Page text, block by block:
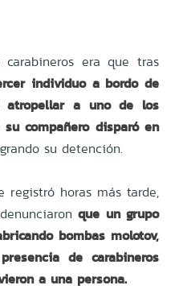
era que tras
individuo a bordo de
atropellar a uno de los
compañero disparó en
su detención.
registró horas más tarde,
que un grupo
bombas molotov,
de carabineros
a una persona.